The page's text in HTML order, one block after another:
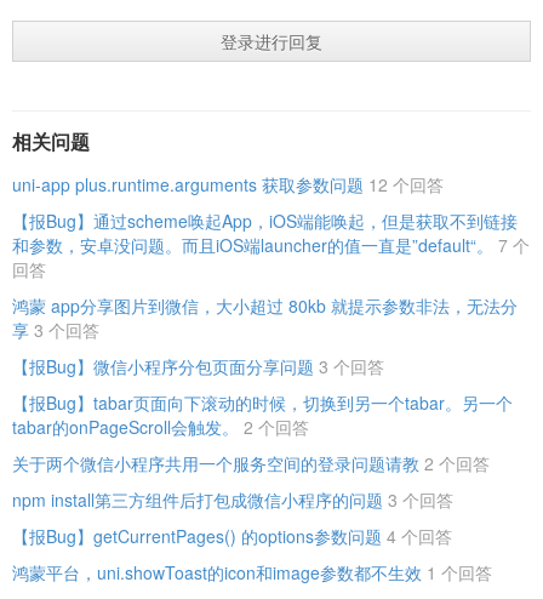
登录进行回复
相关问题
uni-app plus.runtime.arguments 获取参数问题 12 个回答
【报Bug】通过scheme唤起App，iOS端能唤起，但是获取不到链接
和参数，安卓没问题。而且iOS端launcher的值一直是”default“。
7 个
回答
鸿蒙 app分享图片到微信，大小超过 80kb 就提示参数非法，无法分
享 3 个回答
【报Bug】微信小程序分包页面分享问题 3 个回答
【报Bug】tabar页面向下滚动的时候，切换到另一个tabar。另一个
tabar的onPageScroll会触发。
2 个回答
关于两个微信小程序共用一个服务空间的登录问题请教 2 个回答
npm install第三方组件后打包成微信小程序的问题 3 个回答
【报Bug】getCurrentPages() 的options参数问题 4 个回答
鸿蒙平台，uni.showToast的icon和image参数都不生效 1 个回答